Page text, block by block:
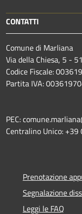
CONTATTI
Comune di Marliana
Via della Chiesa, 5 -
Codice Fiscale:
Partita IVA:
PEC:
Centralino Unico:
Prenotazione
Segnalazione
Leggi le FAQ